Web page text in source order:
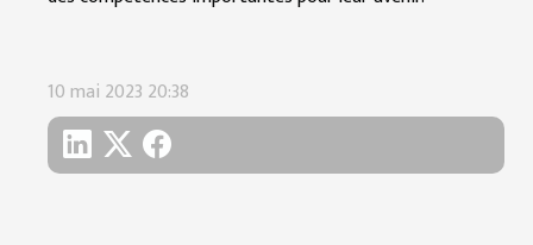
10 mai 2023 20:38